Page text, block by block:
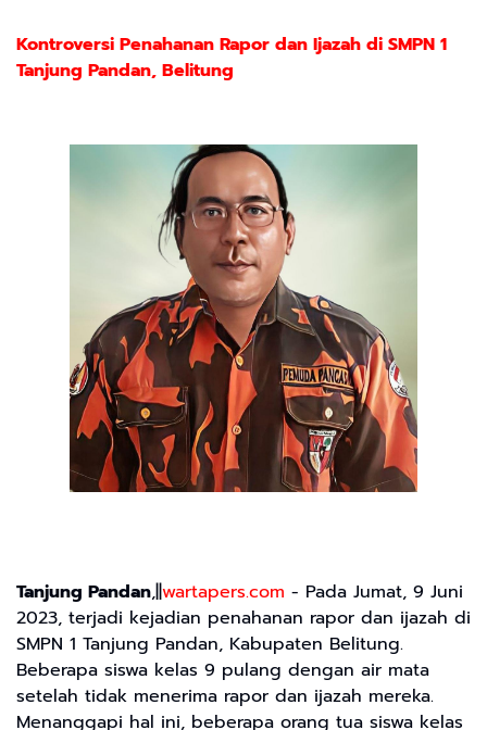
Kontroversi Penahanan Rapor dan Ijazah di SMPN 1
Tanjung Pandan, Belitung
Tanjung Pandan,||wartapers.com - Pada Jumat, 9 Juni
2023, terjadi kejadian penahanan rapor dan ijazah di
SMPN 1 Tanjung Pandan, Kabupaten Belitung.
Beberapa siswa kelas 9 pulang dengan air mata
setelah tidak menerima rapor dan ijazah mereka.
Menanggapi hal ini, beberapa orang tua siswa kelas